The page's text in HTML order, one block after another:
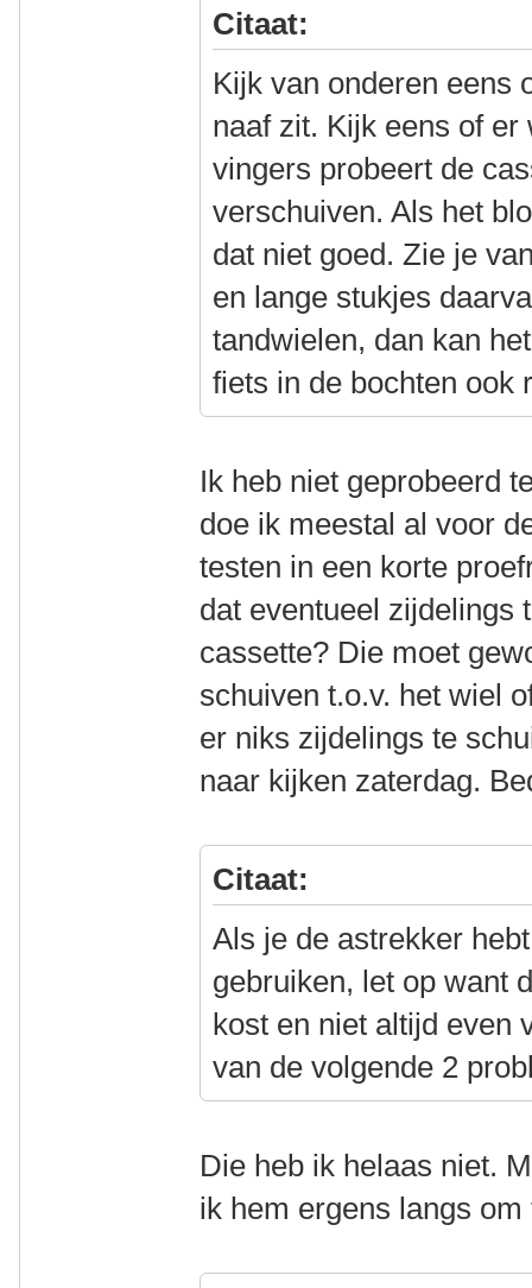
Citaat:
Kijk van onderen eens
naaf zit. Kijk eens of
vingers probeert de
verschuiven. Als het
dat niet goed. Zie je
en lange stukjes
tandwielen, dan kan
fiets in de bochten ook
Ik heb niet geprobeerd
doe ik meestal al voor
testen in een korte
dat eventueel zijdelings
cassette? Die moet
schuiven t.o.v. het wiel
er niks zijdelings te
naar kijken zaterdag.
Citaat:
Als je de astrekker
gebruiken, let op want
kost en niet altijd even
van de volgende 2
Die heb ik helaas niet.
ik hem ergens langs